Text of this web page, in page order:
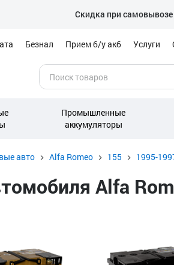
Скидка при
Безнал Прием б/у акб Услуги
Промышленные
аккумуляторы
авто Alfa Romeo 155 1995-
Alfa